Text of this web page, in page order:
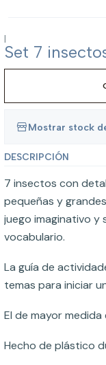
|
Set 7
Mostrar stock
DESCRIPCIÓN
7 insectos con
pequeñas y
juego imaginativo y
vocabulario.
La guía de
temas para iniciar
El de mayor
Hecho de plástico